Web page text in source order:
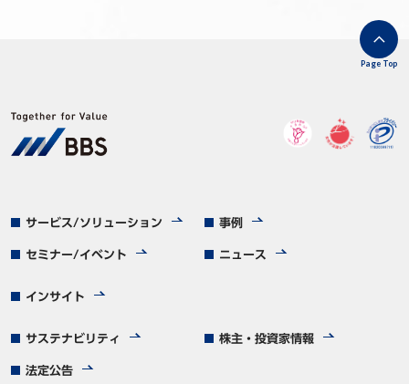
サービス/ソリューション 事例
セミナー/イベント ニュース
インサイト
サステナビリティ 株主・投資家情報
法定公告
Page Top